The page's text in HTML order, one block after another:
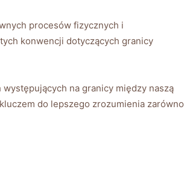
procesów fizycznych i
konwencji dotyczących granicy
na granicy między naszą
do lepszego zrozumienia zarówno